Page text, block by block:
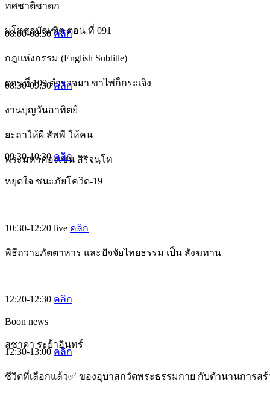
ทศชาติชาดก
มโหสถบัณฑิต ตอน ที่ 091
08:00-08:30คลิก
กฎแห่งกรรม (English Subtitle)
ตอนที่ 109 ตำรวจมา ขาไพ่ก็กระเจิง
08:30-09:30คลิก
งานบุญวันอาทิตย์
ยะถาให้ผี สัพพี ให้คน
พระมหาคองเขน สิริจนฺโท
09:30-10:30คลิก
หยุดใจ ชนะภัยโควิด-19
10:30-12:20 live คลิก
พิธีถวายภัตตาหาร และปัจจัยไทยธรรม เป็น สังฆทาน
12:20-12:30 คลิก
Boon news
สุชาดา ระย้าอินทร์
12:30-13:00 คลิก
ชีวิตที่เลือกแล้ว✅ ของอุบาสกวัดพระธรรมกาย กับตำนานการสร้